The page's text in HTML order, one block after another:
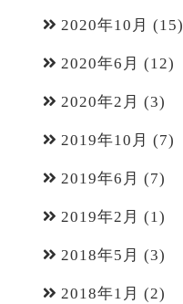
2020年10月 (15)
2020年6月 (12)
2020年2月 (3)
2019年10月 (7)
2019年6月 (7)
2019年2月 (1)
2018年5月 (3)
2018年1月 (2)